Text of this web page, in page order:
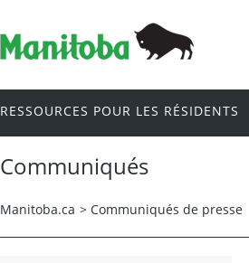
RESSOURCES POUR LES RÉSIDENTS
Communiqués
Manitoba.ca > Communiqués de presse